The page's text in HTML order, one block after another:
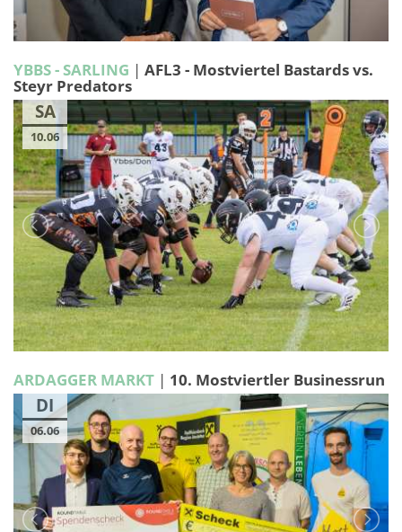
YBBS - SARLING | AFL3 - Mostviertel Bastards vs.
Steyr Predators
SA
10.06
ARDAGGER MARKT | 10. Mostviertler Businessrun
DI
06.06